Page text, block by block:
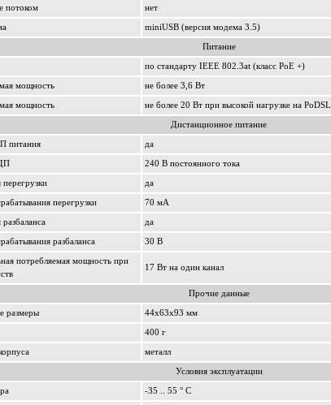
потоком нет
miniUSB (версия модема 3.5)
Питание
по стандарту IEEE 802.3at (класс PoE +)
мощность не более 3,6 Вт
мощность не более 20 Вт при высокой нагрузке на
Дистанционное питание
питания да
240 В постоянного тока
да
перегрузки 70 мА
да
разбаланса 30 В
потребляемая мощность при
17 Вт на один канал
Прочие данные
размеры 44x63x93 мм
400 г
металл
Условия эксплуатации
-35 .. 55 ° С